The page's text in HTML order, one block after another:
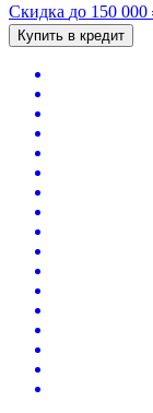
Скидка до 150 000
Купить в кредит